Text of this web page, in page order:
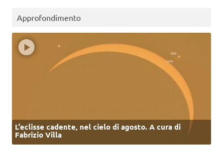
Approfondimento
L’eclisse cadente, nel cielo di agosto. A cura di
Fabrizio Villa